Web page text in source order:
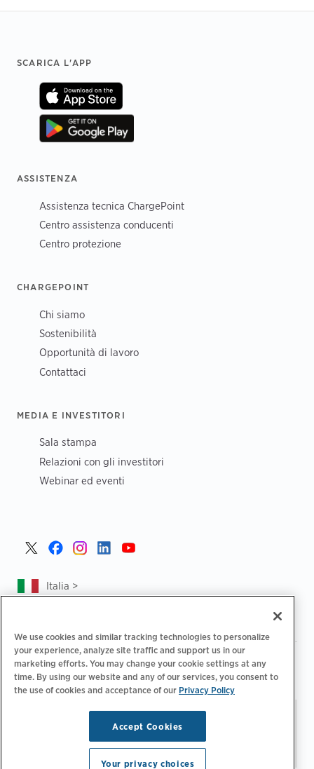
Footer
SCARICA L'APP
ASSISTENZA
Assistenza tecnica ChargePoint
Centro assistenza conducenti
Centro protezione
CHARGEPOINT
Chi siamo
Sostenibilità
Opportunità di lavoro
Contattaci
MEDIA E INVESTITORI
Sala stampa
Relazioni con gli investitori
Webinar ed eventi
Italia >
Informativa sulla privacy | Le tue scelte sulla privacy
Note legali | Dichiarazione sull'accessibilità |
Codice di
condotta dei fornitori
| Informazioni EPR
Gestisci preferenze e-
mail
Tutti i diritti riservati.
We use cookies and similar tracking technologies to personalize
your experience, analyze site traffic and support us in our
marketing efforts. You may change your cookie settings at any
time. By using our website and any of our services, you consent to
the use of cookies and acceptance of our Privacy Policy
Accept Cookies
Your privacy choices